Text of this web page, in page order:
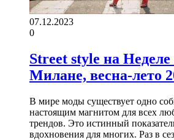
07.12.2023
0
Street style на
Милане, весна-лето
В мире моды существует одно
настоящим магнитом для всех
трендов. Это истинный
вдохновения для многих. Раз в